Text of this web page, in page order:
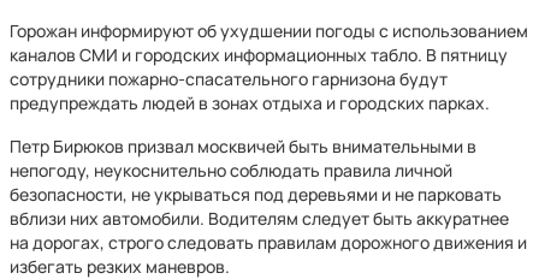
Горожан информируют об ухудшении погоды с использованием
каналов СМИ и городских информационных табло. В пятницу
сотрудники пожарно-спасательного гарнизона будут
предупреждать людей в зонах отдыха и городских парках.
Петр Бирюков призвал москвичей быть внимательными в
непогоду, неукоснительно соблюдать правила личной
безопасности, не укрываться под деревьями и не парковать
вблизи них автомобили. Водителям следует быть аккуратнее
на дорогах, строго следовать правилам дорожного движения и
избегать резких маневров.